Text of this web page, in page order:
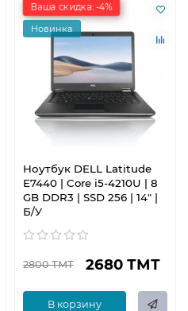
Ваша скидка: -4%
Новинка
Ноутбук DELL Latitude
E7440 | Core i5-4210U | 8
GB DDR3 | SSD 256 | 14" |
Б/У
2800 ТМТ 2680 ТМТ
В корзину